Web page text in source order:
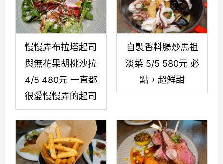
慢慢弄布拉塔起司
與無花果胡桃沙拉
4/5 480元 一直都
很愛慢慢弄的起司
自製香料腸炒馬祖
淡菜 5/5 580元 必
點，超鮮甜